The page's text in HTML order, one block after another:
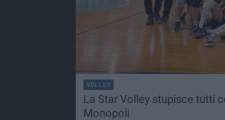
VOLLEY
La Star Volley stupisce tutti
Monopoli